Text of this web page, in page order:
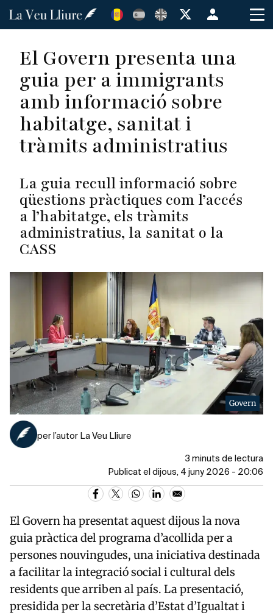
Vés
Menú
de
de
usuario
El Govern presenta una
guia per a immigrants
amb informació sobre
habitatge, sanitat i
tràmits administratius
La guia recull informació sobre
qüestions pràctiques com l’accés
a l’habitatge, els tràmits
administratius, la sanitat o la
CASS
Govern
per l’autor La Veu Lliure
3 minuts de lectura
Publicat el dijous, 4 juny 2026 - 20:06
El Govern ha presentat aquest dijous la nova
guia pràctica del programa d’acollida per a
persones nouvingudes, una iniciativa destinada
a facilitar la integració social i cultural dels
residents que arriben al país. La presentació,
presidida per la secretària d’Estat d’Igualtat i